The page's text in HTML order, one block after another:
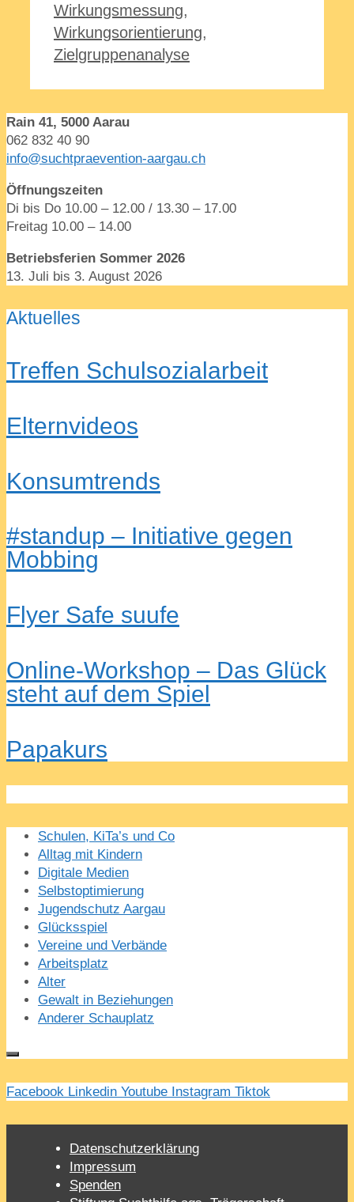
Wirkungsmessung,
Wirkungsorientierung,
Zielgruppenanalyse
Rain 41, 5000 Aarau
062 832 40 90
info@suchtpraevention-aargau.ch
Öffnungszeiten
Di bis Do 10.00 – 12.00 / 13.30 – 17.00
Freitag 10.00 – 14.00
Betriebsferien Sommer 2026
13. Juli bis 3. August 2026
Aktuelles
Treffen Schulsozialarbeit
Elternvideos
Konsumtrends
#standup – Initiative gegen
Mobbing
Flyer Safe suufe
Online-Workshop – Das Glück
steht auf dem Spiel
Papakurs
Schulen, KiTa’s und Co
Alltag mit Kindern
Digitale Medien
Selbstoptimierung
Jugendschutz Aargau
Glücksspiel
Vereine und Verbände
Arbeitsplatz
Alter
Gewalt in Beziehungen
Anderer Schauplatz
Facebook Linkedin Youtube Instagram Tiktok
Datenschutzerklärung
Impressum
Spenden